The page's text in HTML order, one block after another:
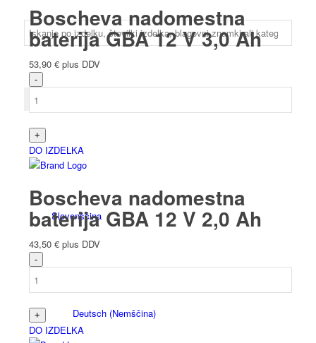
Slovenščina
Deutsch(Nemščina)
Boscheva nadomestna
baterija GBA 12 V 3,0 Ah
53,90 € plus DDV
DO IZDELKA
Boscheva nadomestna
baterija GBA 12 V 2,0 Ah
43,50 € plus DDV
DO IZDELKA